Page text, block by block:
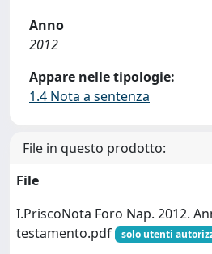
Anno
2012
Appare nelle tipologie:
1.4 Nota a sentenza
File in questo prodotto:
File
I.PriscoNota Foro Nap. 2012.
testamento.pdf
solo utenti